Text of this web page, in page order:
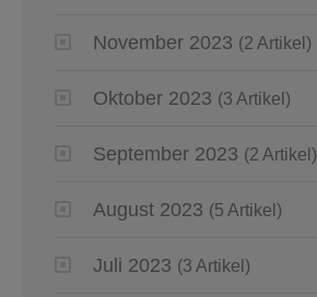
November 2023 (2 Artikel)
Oktober 2023 (3 Artikel)
September 2023 (2 Artikel)
August 2023 (5 Artikel)
Juli 2023 (3 Artikel)